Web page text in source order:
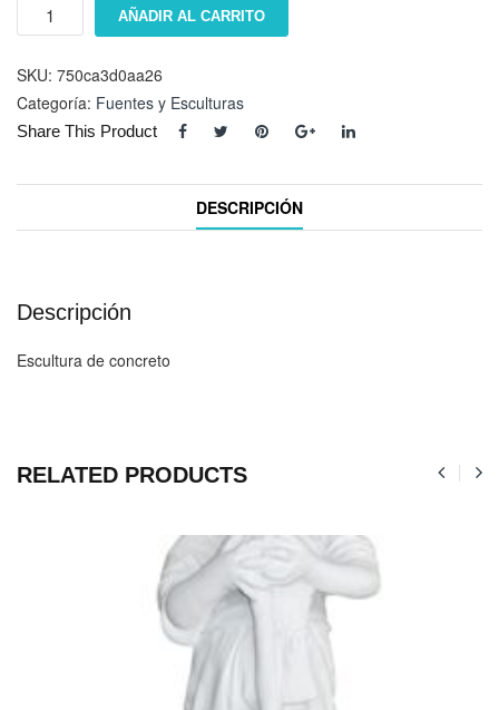
NiÃ±o
tirolÃ©s
AÑADIR AL CARRITO
SKU: 750ca3d0aa26
Categoría: Fuentes y Esculturas
Share This Product
DESCRIPCIÓN
Descripción
Escultura de concreto
RELATED PRODUCTS